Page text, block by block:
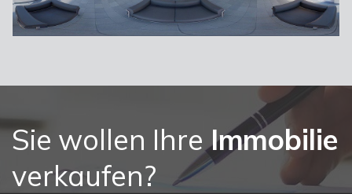
Sie wollen IhreImmobilie
verkaufen?